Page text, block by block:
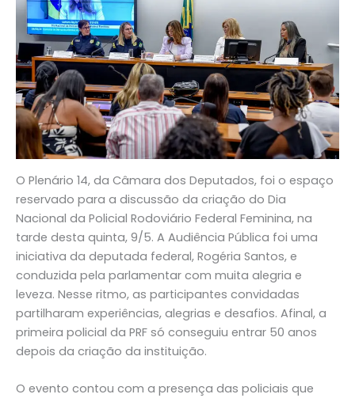
O Plenário 14, da Câmara dos Deputados, foi o espaço
reservado para a discussão da criação do Dia
Nacional da Policial Rodoviário Federal Feminina, na
tarde desta quinta, 9/5. A Audiência Pública foi uma
iniciativa da deputada federal, Rogéria Santos, e
conduzida pela parlamentar com muita alegria e
leveza. Nesse ritmo, as participantes convidadas
partilharam experiências, alegrias e desafios. Afinal, a
primeira policial da PRF só conseguiu entrar 50 anos
depois da criação da instituição.
O evento contou com a presença das policiais que